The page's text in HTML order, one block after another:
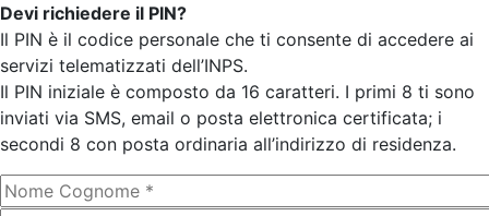
Devi richiedere il PIN?
Il PIN è il codice personale che ti consente di accedere ai
servizi telematizzati dell’INPS.
Il PIN iniziale è composto da 16 caratteri. I primi 8 ti sono
inviati via SMS, email o posta elettronica certificata; i
secondi 8 con posta ordinaria all’indirizzo di residenza.